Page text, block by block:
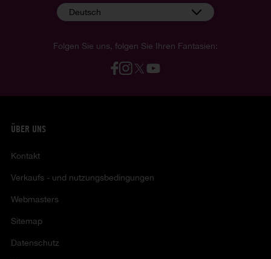
Folgen Sie uns, folgen Sie Ihren Fantasien:
Deutsch
ÜBER UNS
Kontakt
Verkaufs - und nutzungsbedingungen
Webmasters
Sitemap
Datenschutz